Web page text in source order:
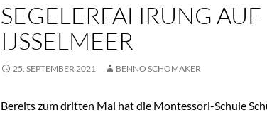
SEGELERFAHRUNG
IJSSELMEER
25. SEPTEMBER 2021 BENNO SCHOMAKER
Bereits zum dritten Mal hat die Montessori-Schule